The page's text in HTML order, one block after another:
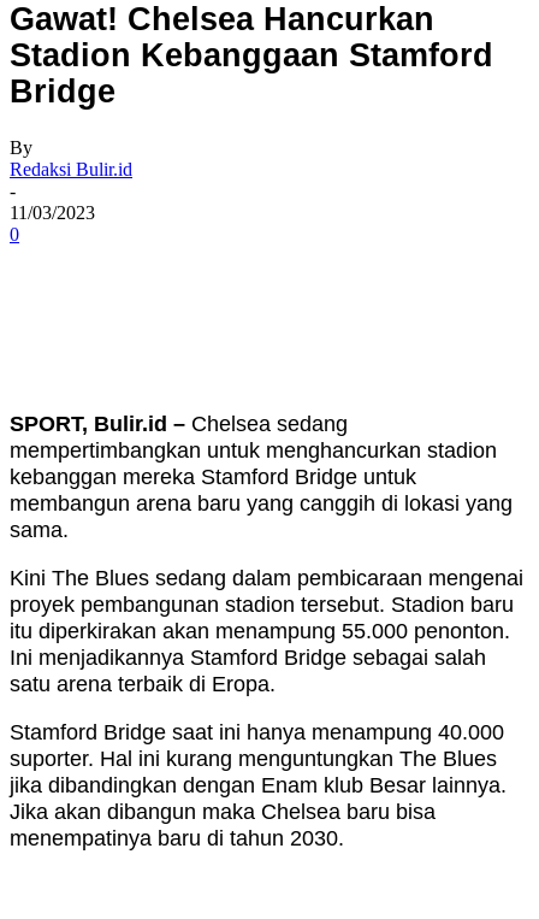
Gawat! Chelsea Hancurkan
Stadion Kebanggaan Stamford
Bridge
By
Redaksi Bulir.id
-
11/03/2023
0
SPORT, Bulir.id – Chelsea sedang
mempertimbangkan untuk menghancurkan stadion
kebanggan mereka Stamford Bridge untuk
membangun arena baru yang canggih di lokasi yang
sama.
Kini The Blues sedang dalam pembicaraan mengenai
proyek pembangunan stadion tersebut. Stadion baru
itu diperkirakan akan menampung 55.000 penonton.
Ini menjadikannya Stamford Bridge sebagai salah
satu arena terbaik di Eropa.
Stamford Bridge saat ini hanya menampung 40.000
suporter. Hal ini kurang menguntungkan The Blues
jika dibandingkan dengan Enam klub Besar lainnya.
Jika akan dibangun maka Chelsea baru bisa
menempatinya baru di tahun 2030.